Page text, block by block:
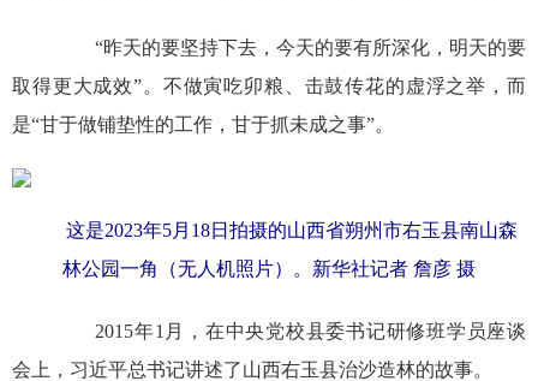
“昨天的要坚持下去，今天的要有所深化，明天的要
取得更大成效”。不做寅吃卯粮、击鼓传花的虚浮之举，而
是“甘于做铺垫性的工作，甘于抓未成之事”。
这是2023年5月18日拍摄的山西省朔州市右玉县南山森
林公园一角（无人机照片）。新华社记者 詹彦 摄
2015年1月，在中央党校县委书记研修班学员座谈
会上，习近平总书记讲述了山西右玉县治沙造林的故事。